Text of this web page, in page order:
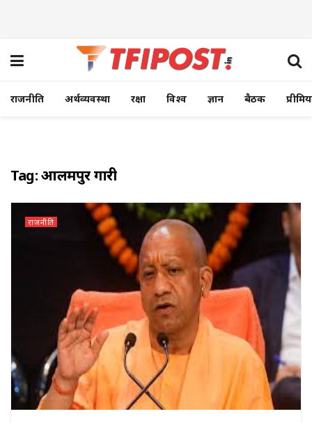
राजनीति अर्थव्यवस्था रक्षा विश्व ज्ञान बैठक
Tag:आलमपुर गौंरी
राजनीति